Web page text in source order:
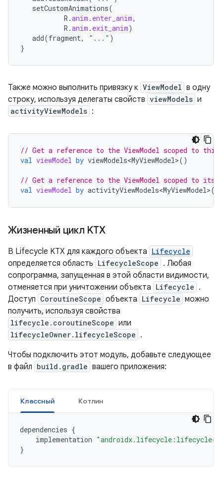
setCustomAnimations(
R .anim . enter_anim,
R .anim . exit_anim)
add(fragment, "..." )
}
Также можно выполнить привязку к ViewModel в одну
строку, используя делегаты свойств viewModels и
activityViewModels :
// Get a reference to the ViewModel scoped to this
val viewModel by viewModels<MyViewModel>()
// Get a reference to the ViewModel scoped to its
val viewModel by activityViewModels<MyViewModel>()
Жизненный цикл KTX
В Lifecycle KTX для каждого объекта Lifecycle
определяется область LifecycleScope . Любая
сопрограмма, запущенная в этой области видимости,
отменяется при уничтожении объекта Lifecycle .
Доступ CoroutineScope объекта Lifecycle можно
получить, используя свойства
lifecycle.coroutineScope или
lifecycleOwner.lifecycleScope .
Чтобы подключить этот модуль, добавьте следующее
в файл build.gradle вашего приложения:
Классный Котлин
dependencies {
implementation "androidx.lifecycle:lifecycle-
}